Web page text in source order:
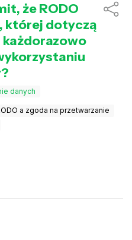
że RODO
której dotyczą
każdorazowo
danych
a zgoda na przetwarzanie